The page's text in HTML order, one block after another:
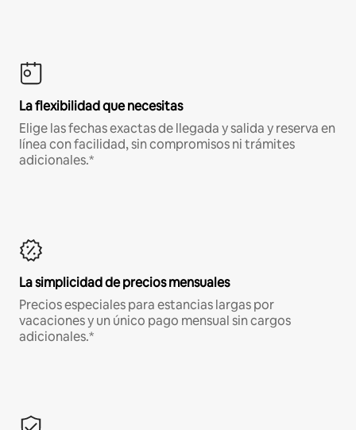
La flexibilidad que necesitas
Elige las fechas exactas de llegada y salida y reserva en
línea con facilidad, sin compromisos ni trámites
adicionales.*
La simplicidad de precios mensuales
Precios especiales para estancias largas por
vacaciones y un único pago mensual sin cargos
adicionales.*